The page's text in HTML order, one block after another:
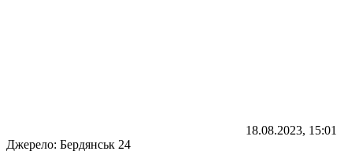
18.08.2023, 15:01
Джерело: Бердянськ 24